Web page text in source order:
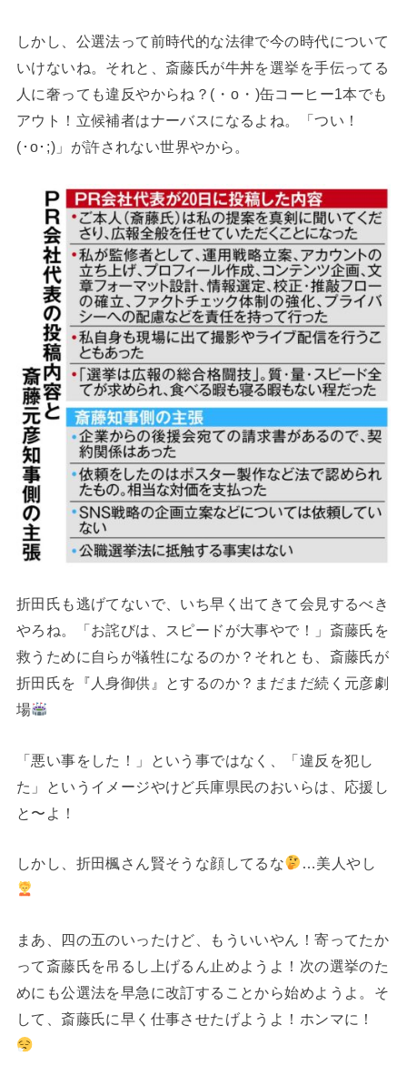
しかし、公選法って前時代的な法律で今の時代について
いけないね。それと、斎藤氏が牛丼を選挙を手伝ってる
人に奢っても違反やからね？(⁠・⁠o⁠・⁠)缶コーヒー1本でも
アウト！立候補者はナーバスになるよね。「つい！
(⁠･⁠o⁠･⁠;⁠)」が許されない世界やから。
折田氏も逃げてないで、いち早く出てきて会見するべき
やろね。「お詫びは、スピードが大事やで！」斎藤氏を
救うために自らが犠牲になるのか？それとも、斎藤氏が
折田氏を『人身御供』とするのか？まだまだ続く元彦劇
場
「悪い事をした！」という事ではなく、「違反を犯し
た」というイメージやけど兵庫県民のおいらは、応援し
と〜よ！
しかし、折田楓さん賢そうな顔してるな …美人やし
まあ、四の五のいったけど、もういいやん！寄ってたか
って斎藤氏を吊るし上げるん止めようよ！次の選挙のた
めにも公選法を早急に改訂することから始めようよ。そ
して、斎藤氏に早く仕事させたげようよ！ホンマに！